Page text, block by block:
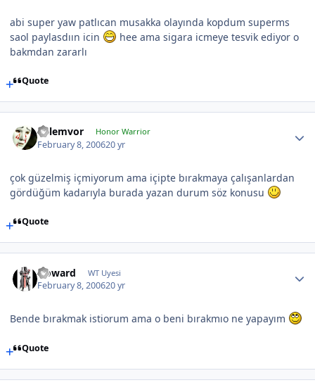
abi super yaw patlıcan musakka olayında kopdum superms
saol paylasdıın icin
hee ama sigara icmeye tesvik ediyor o
bakmdan zararlı
Quote
kelemvor Honor Warrior
February 8, 200620 yr
çok güzelmiş içmiyorum ama içipte bırakmaya çalışanlardan
gördüğüm kadarıyla burada yazan durum söz konusu
Quote
Howard WT Uyesi
February 8, 200620 yr
Bende bırakmak istiorum ama o beni bırakmıo ne yapayım
Quote